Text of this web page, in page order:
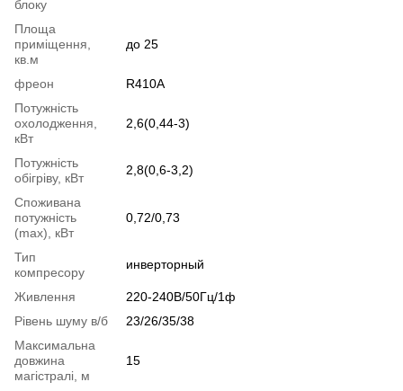
блоку
Площа
приміщення,
кв.м
до 25
фреон
R410A
Потужність
охолодження,
кВт
2,6(0,44-3)
Потужність
обігріву, кВт
2,8(0,6-3,2)
Споживана
потужність
(max), кВт
0,72/0,73
Тип
компресору
инверторный
Живлення
220-240В/50Гц/1ф
Рівень шуму в/б
23/26/35/38
Максимальна
довжина
магістралі, м
15